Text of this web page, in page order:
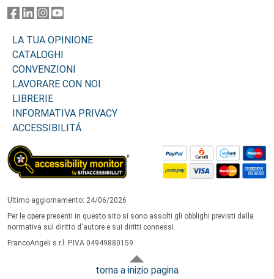
LA TUA OPINIONE
CATALOGHI
CONVENZIONI
LAVORARE CON NOI
LIBRERIE
INFORMATIVA PRIVACY
ACCESSIBILITÁ
Ultimo aggiornamento: 24/06/2026
Per le opere presenti in questo sito si sono assolti gli obblighi previsti dalla
normativa sul diritto d'autore e sui diritti connessi.
FrancoAngeli s.r.l. P.IVA 04949880159
torna a inizio pagina